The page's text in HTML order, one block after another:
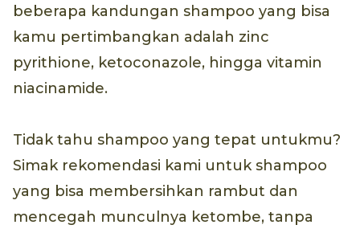
beberapa kandungan shampoo yang bisa
kamu pertimbangkan adalah zinc
pyrithione, ketoconazole, hingga vitamin
niacinamide.
Tidak tahu shampoo yang tepat untukmu?
Simak rekomendasi kami untuk shampoo
yang bisa membersihkan rambut dan
mencegah munculnya ketombe, tanpa